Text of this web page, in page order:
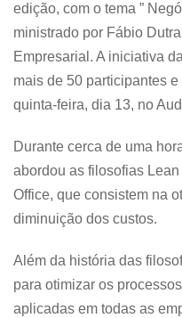
edição, com o tema ”
ministrado por Fábio
Empresarial. A iniciativa
mais de 50 participantes
quinta-feira, dia 13, no
Durante cerca de uma
abordou as filosofias
Office, que consistem na
diminuição dos custos.
Além da história das
para otimizar os
aplicadas em todas as